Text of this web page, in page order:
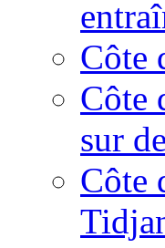
Côte
Côte
sur
Côte